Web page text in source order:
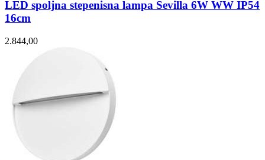
LED spoljna stepenisna lampa Sevilla 6W WW IP54
16cm
2.844,00